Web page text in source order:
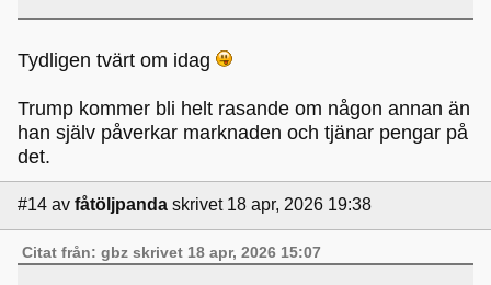
Tydligen tvärt om idag
Trump kommer bli helt rasande om någon annan än
han själv påverkar marknaden och tjänar pengar på
det.
#14 av fåtöljpanda skrivet 18 apr, 2026 19:38
Citat från: gbz skrivet 18 apr, 2026 15:07